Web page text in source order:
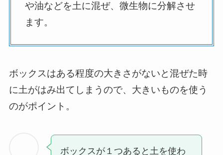
や油などを土に混ぜ、微生物に分解させ
ます。
ボックスはある程度の大きさがないと混ぜた時
に土がはみ出てしまうので、大きいものを使う
のがポイント。
ボックスが１つあると土を使わ